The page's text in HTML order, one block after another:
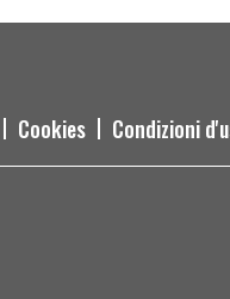
Cookies Condizioni